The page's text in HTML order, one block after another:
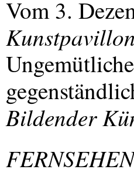
Vom 3.
Bildender
FERNSEHEN